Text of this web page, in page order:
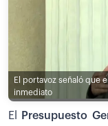
El portavoz señaló que
inmediato
El Presupuesto